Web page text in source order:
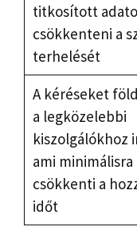
titkosított
csökkenteni a
terhelését
A kéréseket
a legközelebbi
kiszolgálókhoz
ami minimálisra
csökkenti a
időt